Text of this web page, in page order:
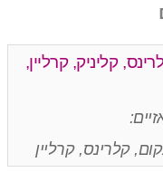
קלרינס, קרליין